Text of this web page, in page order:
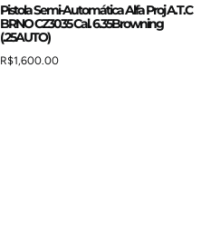
Pistola Semi-Automática Alfa Proj A.T.C
BRNO CZ3035 Cal. 6.35Browning
(.25AUTO)
R$1,600.00